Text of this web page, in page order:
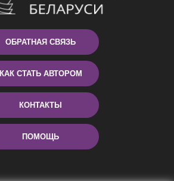
ОБРАТНАЯ СВЯЗЬ
КАК СТАТЬ АВТОРОМ
КОНТАКТЫ
ПОМОЩЬ